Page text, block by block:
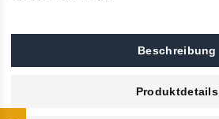
Beschreibung
Produktdetails